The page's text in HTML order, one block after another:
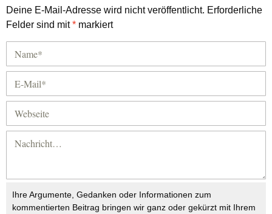
Deine E-Mail-Adresse wird nicht veröffentlicht. Erforderliche
Felder sind mit* markiert
Ihre Argumente, Gedanken oder Informationen zum
kommentierten Beitrag bringen wir ganz oder gekürzt mit Ihrem